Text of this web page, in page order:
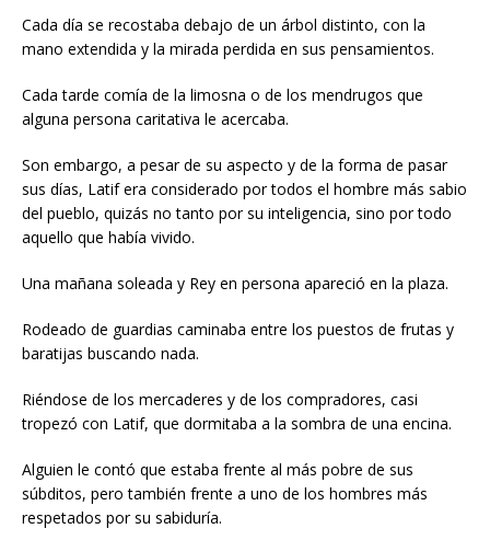
Cada día se recostaba debajo de un árbol distinto, con la
mano extendida y la mirada perdida en sus pensamientos.
Cada tarde comía de la limosna o de los mendrugos que
alguna persona caritativa le acercaba.
Son embargo, a pesar de su aspecto y de la forma de pasar
sus días, Latif era considerado por todos el hombre más sabio
del pueblo, quizás no tanto por su inteligencia, sino por todo
aquello que había vivido.
Una mañana soleada y Rey en persona apareció en la plaza.
Rodeado de guardias caminaba entre los puestos de frutas y
baratijas buscando nada.
Riéndose de los mercaderes y de los compradores, casi
tropezó con Latif, que dormitaba a la sombra de una encina.
Alguien le contó que estaba frente al más pobre de sus
súbditos, pero también frente a uno de los hombres más
respetados por su sabiduría.